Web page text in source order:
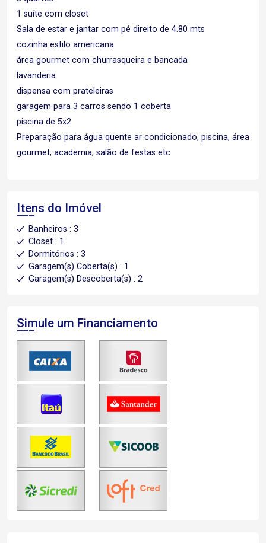
1 suíte com closet
Sala de estar e jantar com pé direito de 4.80 mts
cozinha estilo americana
área gourmet com churrasqueira e bancada
lavanderia
dispensa com prateleiras
garagem para 3 carros sendo 1 coberta
piscina de 5x2
Preparação para água quente ar condicionado, piscina, área
gourmet, academia, salão de festas etc
Itens do Imóvel
Banheiros : 3
Closet : 1
Dormitórios : 3
Garagem(s) Coberta(s) : 1
Garagem(s) Descoberta(s) : 2
Simule um Financiamento